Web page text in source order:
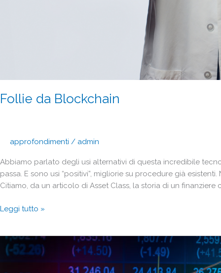
Follie da Blockchain
approfondimenti / admin
Abbiamo parlato degli usi alternativi di questa incredibile
passa. E sono usi “positivi”, migliorie su procedure già
Citiamo, da un articolo di Asset Class, la storia di un finanziere
Leggi tutto »
Nuovi
incentivi